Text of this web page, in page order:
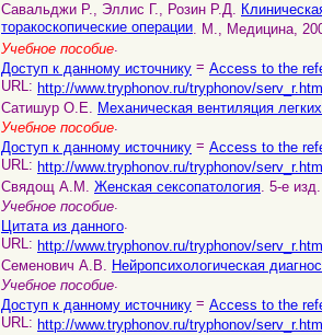
Савальджи Р., Эллис Г., Розин Р.Д.
торакоскопические операции. М., Медицина,
Учебное пособие.
Доступ к данному источнику = Access to the
URL: http://www.tryphonov.ru/tryphonov/
Сатишур О.Е. Механическая вентиляция легких
Учебное пособие.
Доступ к данному источнику = Access to the
URL: http://www.tryphonov.ru/tryphonov/
Свядощ А.М. Женская сексопатология. 5-е
Учебное пособие.
Цитата из данного.
URL: http://www.tryphonov.ru/tryphonov/
Семенович А.В. Нейропсихологическая
Учебное пособие.
Доступ к данному источнику = Access to the
URL: http://www.tryphonov.ru/tryphonov/